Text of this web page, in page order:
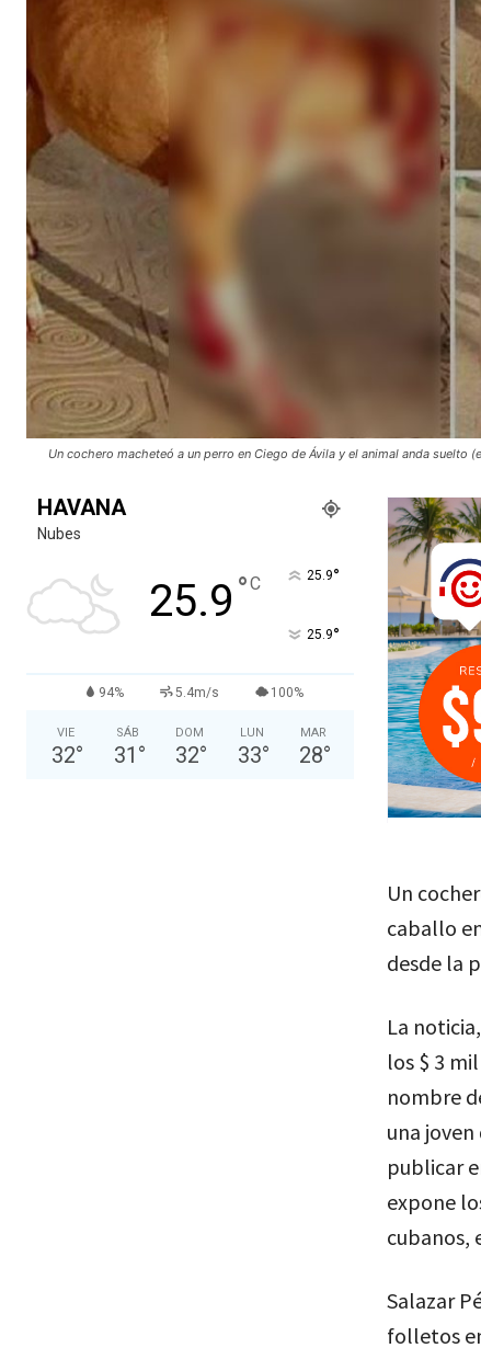
Un cochero macheteó a un perro en Ciego de Ávila y el animal anda suelto
HAVANA
Nubes
25.9 °C 25.9°
25.9°
94% 5.4m/s 100%
VIE
32°
SÁB
31 °
DOM
32°
LUN
33°
MAR
28°
Un
caballo
desde la
La
los $ 3
nombre
una
publicar
expone
cubanos,
Salazar
folletos